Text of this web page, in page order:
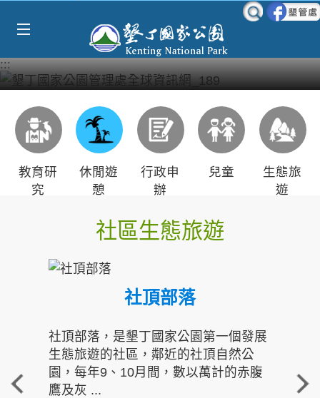
:::
教育研
究
休閒遊
憩
行政申
辦
兒童
生態旅
遊
社區生態旅遊
社頂部落
社頂部落，是墾丁國家公園第一個發展
生態旅遊的社區，鄰近的社頂自然公
園，每年9、10月間，數以萬計的赤腹
鷹及灰 ...
重
走進